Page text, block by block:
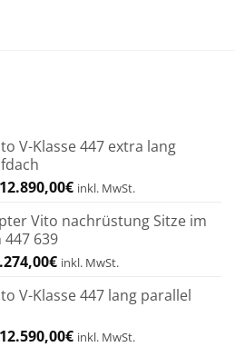
V-Klasse 447 extra lang
12.890,00€Preisspanne:
bis
inkl. MwSt.
Vito nachrüstung Sitze im
447 639
€Preisspanne:
bis
inkl. MwSt.
V-Klasse 447 lang parallel
12.590,00€Preisspanne:
inkl. MwSt.